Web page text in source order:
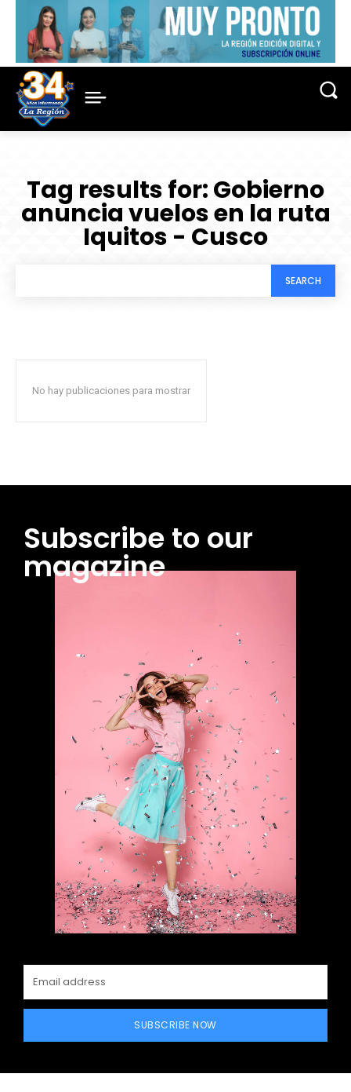
Tag results for:Gobierno
anuncia vuelos en la ruta
Iquitos - Cusco
SEARCH
No hay publicaciones para mostrar
Subscribe to our
magazine
SUBSCRIBE NOW